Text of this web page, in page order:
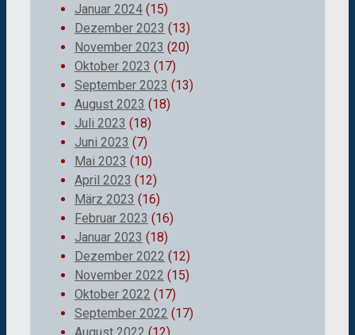
Januar 2024 (15)
Dezember 2023 (13)
November 2023 (20)
Oktober 2023 (17)
September 2023 (13)
August 2023 (18)
Juli 2023 (18)
Juni 2023 (7)
Mai 2023 (10)
April 2023 (12)
März 2023 (16)
Februar 2023 (16)
Januar 2023 (18)
Dezember 2022 (12)
November 2022 (15)
Oktober 2022 (17)
September 2022 (17)
August 2022 (12)